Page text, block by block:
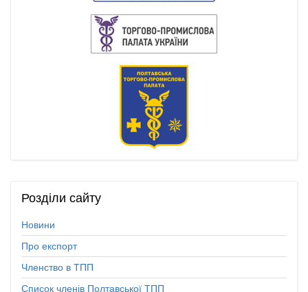
Розділи сайту
Новини
Про експорт
Членство в ТПП
Список членів Полтавської ТПП